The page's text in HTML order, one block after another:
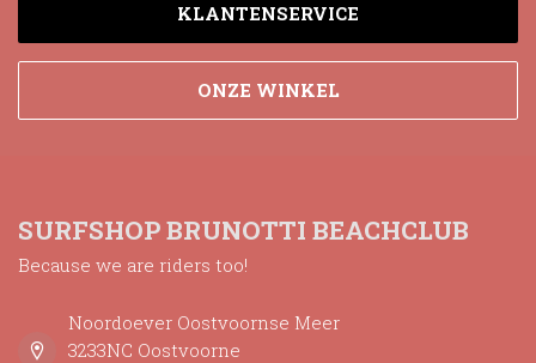
KLANTENSERVICE
ONZE WINKEL
SURFSHOP BRUNOTTI BEACHCLUB
Because we are riders too!
Noordoever Oostvoornse Meer
3233NC Oostvoorne